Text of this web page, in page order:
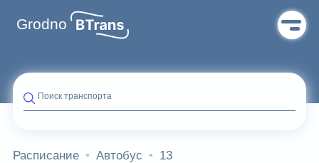
Grodno
Поиск транспорта
Расписание Автобус 13